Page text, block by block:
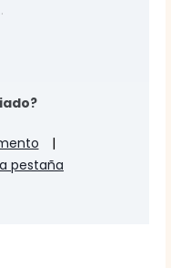
|
pestaña